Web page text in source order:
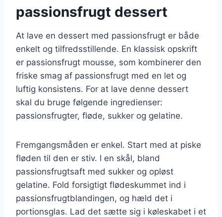
passionsfrugt dessert
At lave en dessert med passionsfrugt er både
enkelt og tilfredsstillende. En klassisk opskrift
er passionsfrugt mousse, som kombinerer den
friske smag af passionsfrugt med en let og
luftig konsistens. For at lave denne dessert
skal du bruge følgende ingredienser:
passionsfrugter, fløde, sukker og gelatine.
Fremgangsmåden er enkel. Start med at piske
fløden til den er stiv. I en skål, bland
passionsfrugtsaft med sukker og opløst
gelatine. Fold forsigtigt flødeskummet ind i
passionsfrugtblandingen, og hæld det i
portionsglas. Lad det sætte sig i køleskabet i et